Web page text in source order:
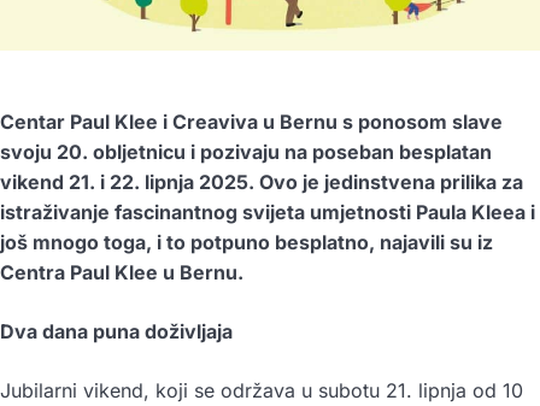
Centar Paul Klee i Creaviva u Bernu s ponosom slave
svoju 20. obljetnicu i pozivaju na poseban besplatan
vikend 21. i 22. lipnja 2025. Ovo je jedinstvena prilika za
istraživanje fascinantnog svijeta umjetnosti Paula Kleea i
još mnogo toga, i to potpuno besplatno, najavili su iz
Centra Paul Klee u Bernu.
Dva dana puna doživljaja
Jubilarni vikend, koji se održava u subotu 21. lipnja od 10